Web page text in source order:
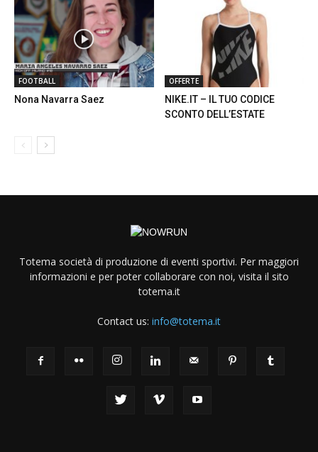
FOOTBALL
Nona Navarra Saez
OFFERTE
NIKE.IT – IL TUO CODICE
SCONTO DELL’ESTATE
Totema società di produzione di eventi sportivi. Per maggiori
informazioni e per poter collaborare con noi, visita il sito
totema.it
Contact us: info@totema.it